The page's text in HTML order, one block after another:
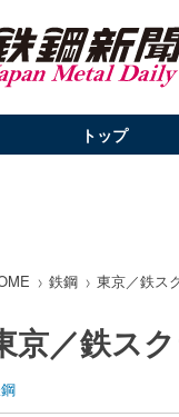
トップ
鉄鋼 東京／鉄ス
京／鉄ス